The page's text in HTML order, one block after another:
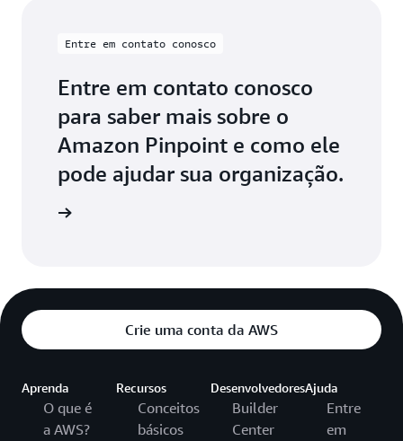
Entre em contato conosco
Entre em contato conosco
para saber mais sobre o
Amazon Pinpoint e como ele
pode ajudar sua organização.
Crie uma conta da AWS
Aprenda
O que é
a AWS?
Recursos
Conceitos
básicos
Desenvolvedores
Builder
Center
Ajuda
Entre
em